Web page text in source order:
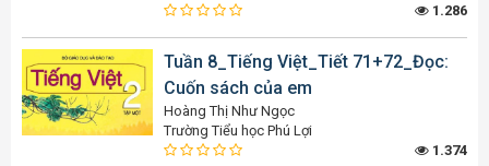
1.286
Tuần 8_Tiếng Việt_Tiết 71+72_Đọc:
Cuốn sách của em
Hoàng Thị Như Ngọc
Trường Tiểu học Phú Lợi
1.374